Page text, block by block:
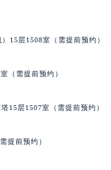
15层1508室（需提前预约）
（需提前预约）
15层1507室（需提前预约）
提前预约）